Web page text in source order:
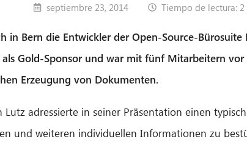
septiembre 23, 2014 Tiempo de lectura: 2
in Bern die Entwickler der Open-Source-
Gold-Sponsor und war mit fünf Mitarbeitern
Erzeugung von Dokumenten.
adressierte in seiner Präsentation einen
und weiteren individuellen Informationen zu